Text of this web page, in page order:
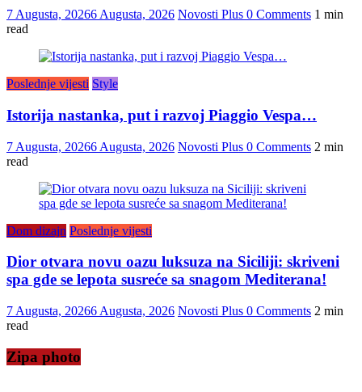
7 Augusta, 20266 Augusta, 2026 Novosti Plus 0 Comments 1 min
read
Poslednje vijesti Style
Istorija nastanka, put i razvoj Piaggio Vespa…
7 Augusta, 20266 Augusta, 2026 Novosti Plus 0 Comments 2 min
read
Dom dizajn Poslednje vijesti
Dior otvara novu oazu luksuza na Siciliji: skriveni
spa gde se lepota susreće sa snagom Mediterana!
7 Augusta, 20266 Augusta, 2026 Novosti Plus 0 Comments 2 min
read
Zipa photo